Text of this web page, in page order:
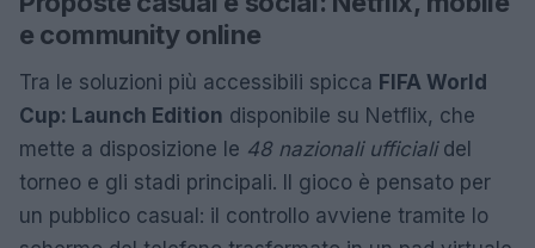
e community online
Tra le soluzioni più accessibili spicca FIFA World
Cup: Launch Edition disponibile su Netflix, che
mette a disposizione le 48 nazionali ufficialidel
torneo e gli stadi principali. Il gioco è pensato per
un pubblico casual: il controllo avviene tramite lo